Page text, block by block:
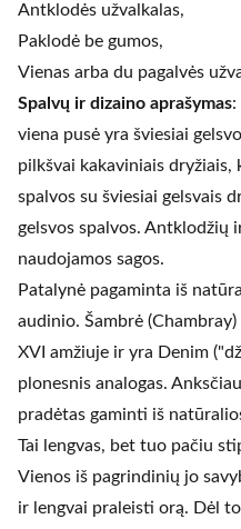
Antklodės užvalkalas,
Paklodė be gumos,
Vienas arba du pagalvės
Spalvų ir dizaino aprašymas:
viena pusė yra šviesiai
pilkšvai kakaviniais dryžiais,
spalvos su šviesiai gelsvais
gelsvos spalvos. Antklodžių
naudojamos sagos.
Patalynė pagaminta iš
audinio. Šambrė
XVI amžiuje ir yra Denim
plonesnis analogas.
pradėtas gaminti iš
Tai lengvas, bet tuo pačiu
Vienos iš pagrindinių jo
ir lengvai praleisti orą. Dėl